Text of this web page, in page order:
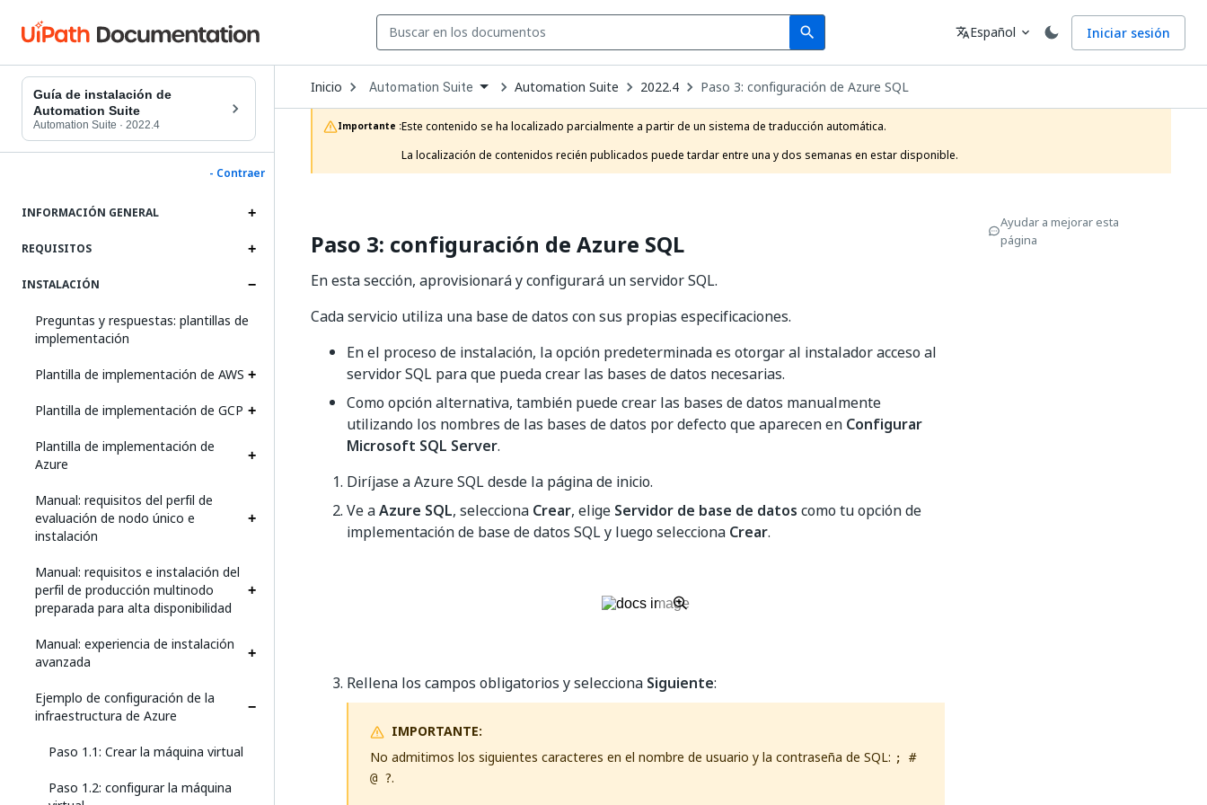
search
Search Idioma
translateEspañol expand_more Iniciar sesión
Guía de instalación de
Automation Suite
Automation Suite · 2022.4
- Contraer
INFORMACIÓN GENERAL
REQUISITOS
INSTALACIÓN
Preguntas y respuestas: plantillas de
implementación
Plantilla de implementación de AWS
Plantilla de implementación de GCP
Plantilla de implementación de
Azure
Manual: requisitos del perfil de
evaluación de nodo único e
instalación
Manual: requisitos e instalación del
perfil de producción multinodo
preparada para alta disponibilidad
Manual: experiencia de instalación
avanzada
Ejemplo de configuración de la
infraestructura de Azure
Paso 1.1: Crear la máquina virtual
Paso 1.2: configurar la máquina
Inicio Open
Dropdown
to
choose
product
Automation Suite Automation Suite 2022.4 Paso 3: configuración de Azure SQL
Importante :Este contenido se ha localizado parcialmente a partir de un sistema de traducción automática.
La localización de contenidos recién publicados puede tardar entre una y dos semanas en estar disponible.
Paso 3: configuración de Azure SQL
En esta sección, aprovisionará y configurará un servidor SQL.
Cada servicio utiliza una base de datos con sus propias especificaciones.
En el proceso de instalación, la opción predeterminada es otorgar al instalador acceso al
servidor SQL para que pueda crear las bases de datos necesarias.
Como opción alternativa, también puede crear las bases de datos manualmente
utilizando los nombres de las bases de datos por defecto que aparecen en Configurar
Microsoft SQL Server.
Diríjase a Azure SQL desde la página de inicio.
Ve aAzure SQL, selecciona Crear, elige Servidor de base de datos como tu opción de
implementación de base de datos SQL y luego selecciona Crear.
Rellena los campos obligatorios y selecciona Siguiente:
IMPORTANTE:
No admitimos los siguientes caracteres en el nombre de usuario y la contraseña de SQL: ; #
@ ?.
Ayudar a mejorar esta
página